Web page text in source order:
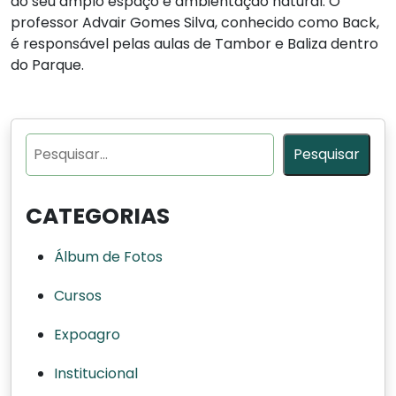
professor Advair Gomes Silva, conhecido como Back,
é responsável pelas aulas de Tambor e Baliza dentro
do Parque.
Pesquisar
Pesquisar
CATEGORIAS
Álbum de Fotos
Cursos
Expoagro
Institucional